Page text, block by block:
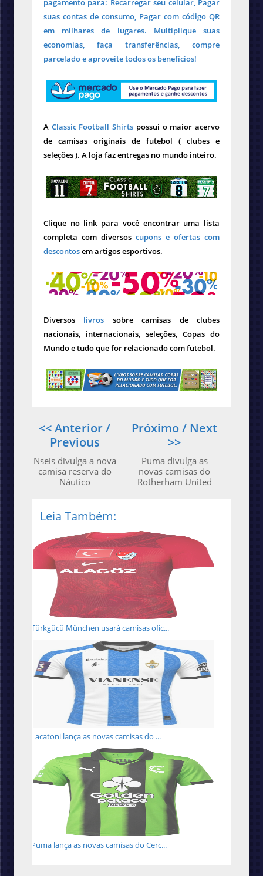
pagamento para: Recarregar seu celular, Pagar
suas contas de consumo, Pagar com código QR
em milhares de lugares. Multiplique suas
economias, faça transferências, compre
parcelado e aproveite todos os benefícios!
A Classic Football Shirts possui o maior acervo
de camisas originais de futebol ( clubes e
seleções ). A loja faz entregas no mundo inteiro.
Clique no link para você encontrar uma lista
completa com diversos cupons e ofertas com
descontosem artigos esportivos.
Diversos livros sobre camisas de clubes
nacionais, internacionais, seleções, Copas do
Mundo e tudo que for relacionado com futebol.
Próximo / Next
>>
Puma divulga as
novas camisas do
Rotherham United
<< Anterior /
Previous
Nseis divulga a nova
camisa reserva do
Náutico
Leia Também:
Türkgücü München usará camisas ofic...
Lacatoni lança as novas camisas do ...
Puma lança as novas camisas do Cerc...